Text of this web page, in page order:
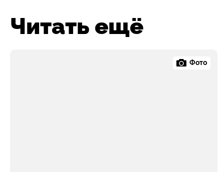
Читать ещё
Фото